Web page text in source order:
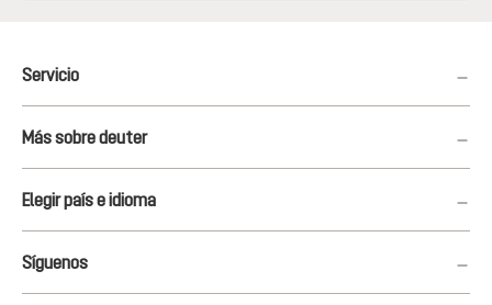
Servicio
Más sobre deuter
Elegir país e idioma
Síguenos